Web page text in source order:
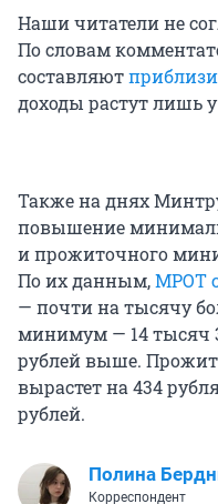
Наши читатели не
По словам
составляют
доходы растут лишь
Также на днях
повышение
и прожиточного
По их данным,МРОТ
— почти на тысячу
минимум — 14 тысяч
рублей выше.
вырастет на 434
рублей.
Полина
Корреспондент